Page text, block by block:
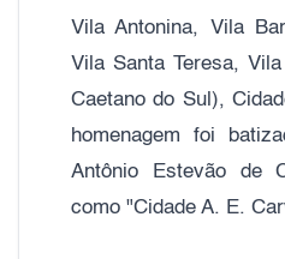
Vila Antonina, Vila
Vila Santa Teresa,
Caetano do Sul),
homenagem foi
Antônio Estevão de
como "Cidade A. E.